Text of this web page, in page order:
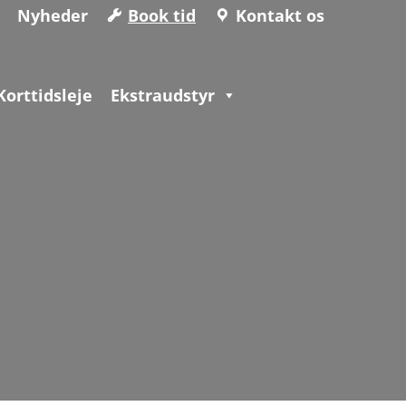
Nyheder Book tid Kontakt os
Ekstraudstyr